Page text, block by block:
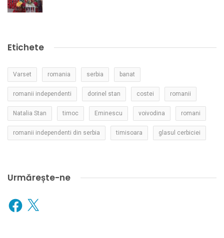
Etichete
Varset romania serbia banat
romanii independenti dorinel stan costei romanii
Natalia Stan timoc Eminescu voivodina romani
romanii independenti din serbia timisoara glasul cerbiciei
Urmărește-ne
Facebook
X